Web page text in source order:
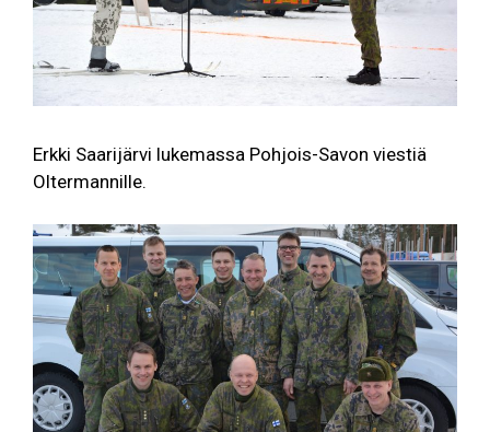
Erkki Saarijärvi lukemassa Pohjois-Savon viestiä
Oltermannille.